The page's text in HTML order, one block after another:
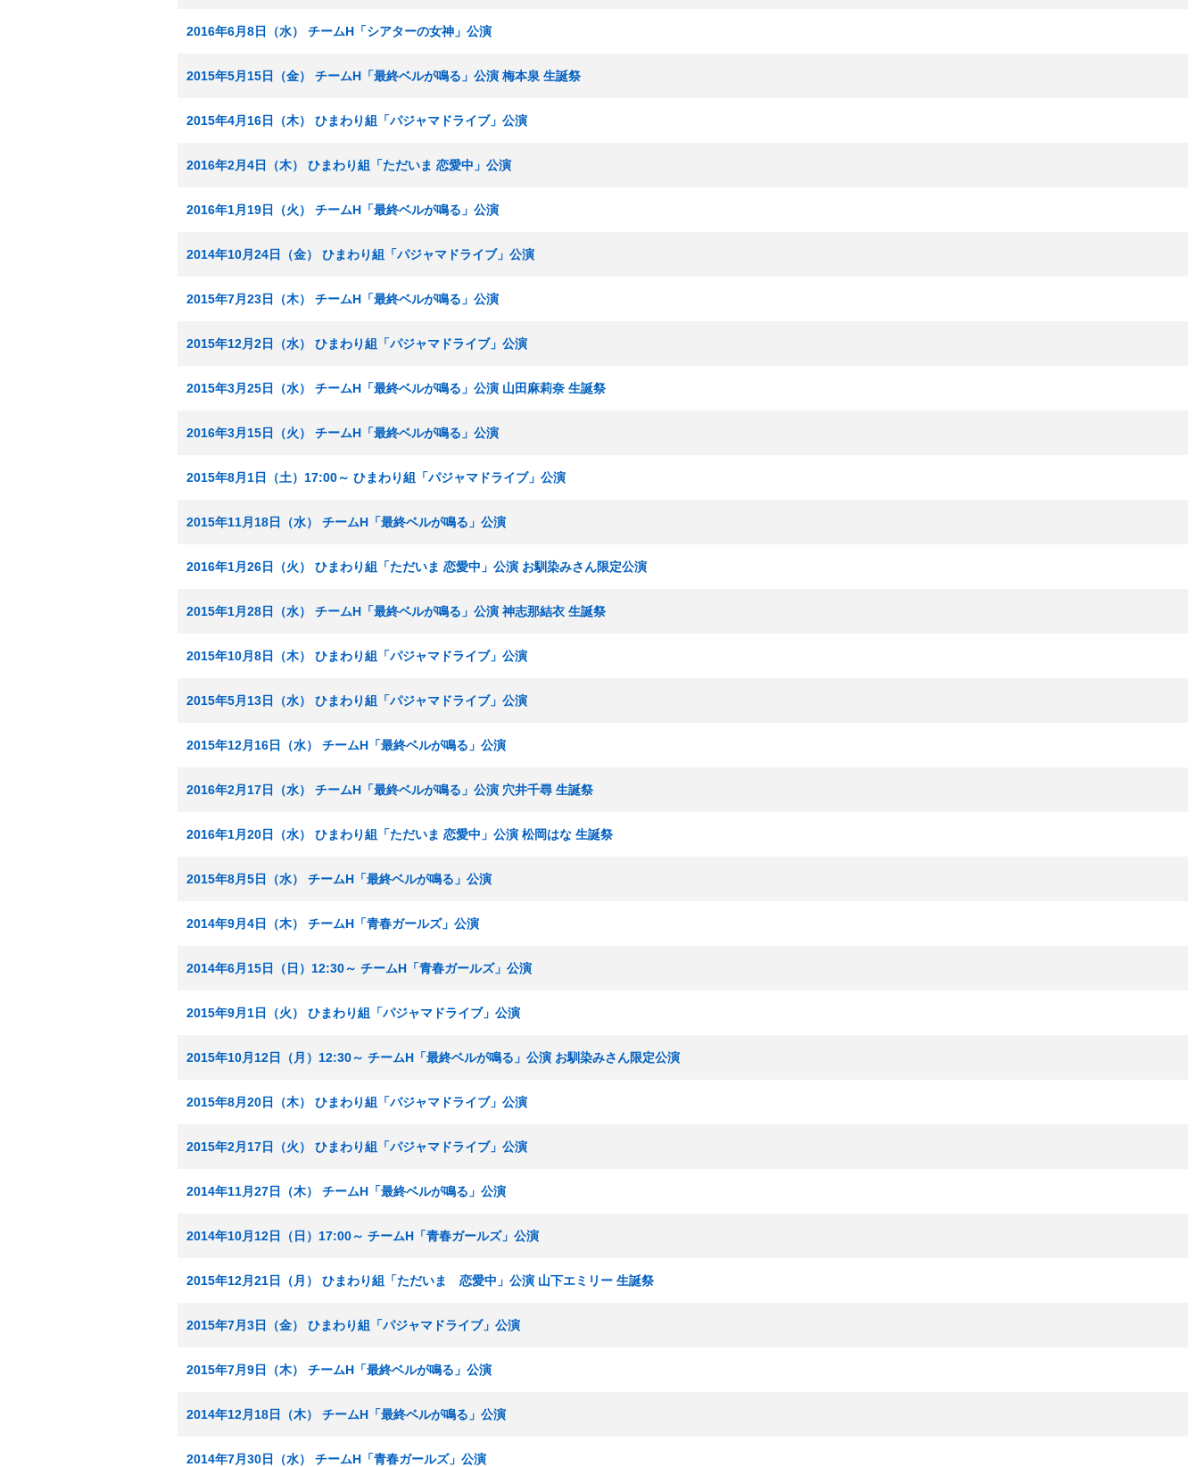
2016年6月8日（水） チームH「シアターの女神」公演
2015年5月15日（金） チームH「最終ベルが鳴る」公演 梅本泉 生誕祭
2015年4月16日（木） ひまわり組「パジャマドライブ」公演
2016年2月4日（木） ひまわり組「ただいま 恋愛中」公演
2016年1月19日（火） チームH「最終ベルが鳴る」公演
2014年10月24日（金） ひまわり組「パジャマドライブ」公演
2015年7月23日（木） チームH「最終ベルが鳴る」公演
2015年12月2日（水） ひまわり組「パジャマドライブ」公演
2015年3月25日（水） チームH「最終ベルが鳴る」公演 山田麻莉奈 生誕祭
2016年3月15日（火） チームH「最終ベルが鳴る」公演
2015年8月1日（土）17:00～ ひまわり組「パジャマドライブ」公演
2015年11月18日（水） チームH「最終ベルが鳴る」公演
2016年1月26日（火） ひまわり組「ただいま 恋愛中」公演 お馴染みさん限定公演
2015年1月28日（水） チームH「最終ベルが鳴る」公演 神志那結衣 生誕祭
2015年10月8日（木） ひまわり組「パジャマドライブ」公演
2015年5月13日（水） ひまわり組「パジャマドライブ」公演
2015年12月16日（水） チームH「最終ベルが鳴る」公演
2016年2月17日（水） チームH「最終ベルが鳴る」公演 穴井千尋 生誕祭
2016年1月20日（水） ひまわり組「ただいま 恋愛中」公演 松岡はな 生誕祭
2015年8月5日（水） チームH「最終ベルが鳴る」公演
2014年9月4日（木） チームH「青春ガールズ」公演
2014年6月15日（日）12:30～ チームH「青春ガールズ」公演
2015年9月1日（火） ひまわり組「パジャマドライブ」公演
2015年10月12日（月）12:30～ チームH「最終ベルが鳴る」公演 お馴染みさん限定公演
2015年8月20日（木） ひまわり組「パジャマドライブ」公演
2015年2月17日（火） ひまわり組「パジャマドライブ」公演
2014年11月27日（木） チームH「最終ベルが鳴る」公演
2014年10月12日（日）17:00～ チームH「青春ガールズ」公演
2015年12月21日（月） ひまわり組「ただいま 恋愛中」公演 山下エミリー 生誕祭
2015年7月3日（金） ひまわり組「パジャマドライブ」公演
2015年7月9日（木） チームH「最終ベルが鳴る」公演
2014年12月18日（木） チームH「最終ベルが鳴る」公演
2014年7月30日（水） チームH「青春ガールズ」公演